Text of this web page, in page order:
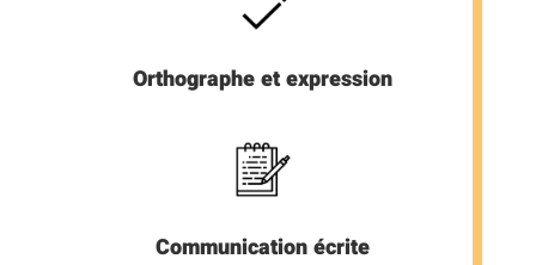
Orthographe et expression
Communication écrite